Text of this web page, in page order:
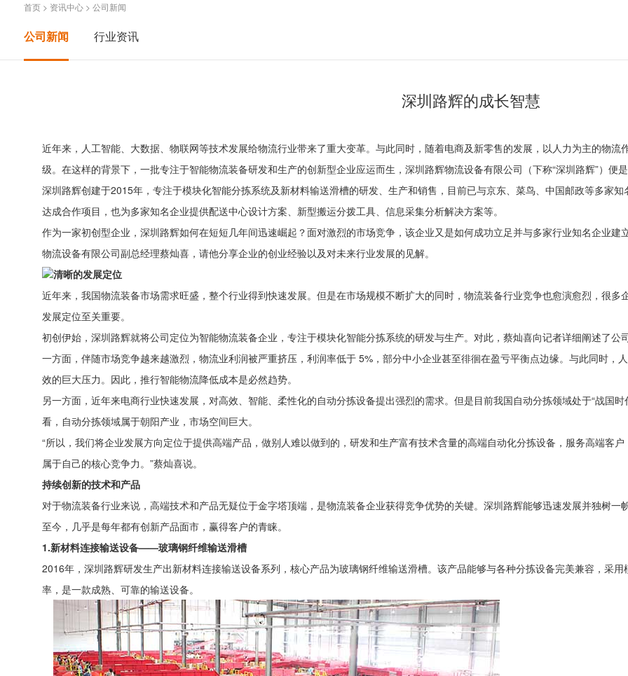
首页> 资讯中心> 公司新闻
公司新闻 行业资讯
深圳路辉的成长智慧
近年来，人工智能、大数据、物联网等技术发展给物流行业带来了重大变革。与此同时，随着电商及新零售的发展，以人力为主的物
级。在这样的背景下，一批专注于智能物流装备研发和生产的创新型企业应运而生，深圳路辉物流设备有限公司（下称“深圳路辉”）便是
深圳路辉创建于2015年，专注于模块化智能分拣系统及新材料输送滑槽的研发、生产和销售，目前已与京东、菜鸟、中国邮政等多家
达成合作项目，也为多家知名企业提供配送中心设计方案、新型搬运分拨工具、信息采集分析解决方案等。
作为一家初创型企业，深圳路辉如何在短短几年间迅速崛起？面对激烈的市场竞争，该企业又是如何成功立足并与多家行业知名企业
物流设备有限公司副总经理蔡灿喜，请他分享企业的创业经验以及对未来行业发展的见解。
清晰的发展定位
近年来，我国物流装备市场需求旺盛，整个行业得到快速发展。但是在市场规模不断扩大的同时，物流装备行业竞争也愈演愈烈，很
发展定位至关重要。
初创伊始，深圳路辉就将公司定位为智能物流装备企业，专注于模块化智能分拣系统的研发与生产。对此，蔡灿喜向记者详细阐述了公
一方面，伴随市场竞争越来越激烈，物流业利润被严重挤压，利润率低于 5%，部分中小企业甚至徘徊在盈亏平衡点边缘。与此同时，
效的巨大压力。因此，推行智能物流降低成本是必然趋势。
另一方面，近年来电商行业快速发展，对高效、智能、柔性化的自动分拣设备提出强烈的需求。但是目前我国自动分拣领域处于“战国
看，自动分拣领域属于朝阳产业，市场空间巨大。
“所以，我们将企业发展方向定位于提供高端产品，做别人难以做到的，研发和生产富有技术含量的高端自动化分拣设备，服务高端客
属于自己的核心竞争力。”蔡灿喜说。
持续创新的技术和产品
对于物流装备行业来说，高端技术和产品无疑位于金字塔顶端，是物流装备企业获得竞争优势的关键。深圳路辉能够迅速发展并独树
至今，几乎是每年都有创新产品面市，赢得客户的青睐。
1.新材料连接输送设备——玻璃钢纤维输送滑槽
2016年，深圳路辉研发生产出新材料连接输送设备系列，核心产品为玻璃钢纤维输送滑槽。该产品能够与各种分拣设备完美兼容，采
率，是一款成熟、可靠的输送设备。